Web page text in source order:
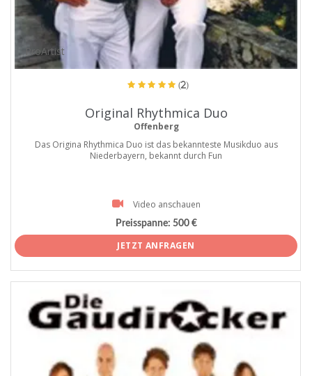
ProArtist
(2)
Original Rhythmica Duo
Offenberg
Das Origina Rhythmica Duo ist das bekannteste Musikduo aus
Niederbayern, bekannt durch Fun
Video anschauen
Preisspanne: 500 €
JETZT ANFRAGEN